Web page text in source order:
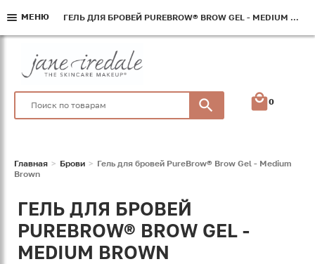
0
Главная Брови
Гель для бровей PureBrow® Brow Gel - Medium
Brown
ГЕЛЬ ДЛЯ БРОВЕЙ
PUREBROW® BROW GEL -
MEDIUM BROWN
МЕНЮ ГЕЛЬ ДЛЯ БРОВЕЙ PUREBROW® BROW GEL - MEDIUM BROWN
МЕНЮ ГЕЛЬ ДЛЯ БРОВЕЙ PUREBROW® BROW GEL - MEDIUM BROWN
МЕНЮ ГЕЛЬ ДЛЯ БРОВЕЙ PUREBROW® BROW GEL - MEDIUM BROWN